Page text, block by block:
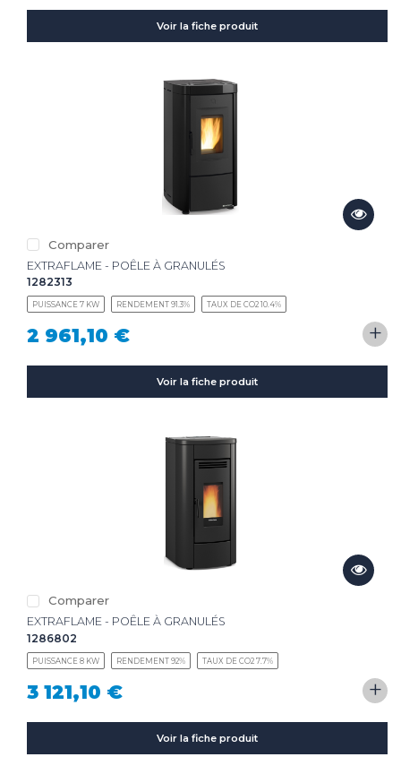
Voir la fiche produit
Comparer
EXTRAFLAME - POÊLE À GRANULÉS
1282313
PUISSANCE 7 KW RENDEMENT 91.3% TAUX DE CO2 10.4%
2 961,10 € +
Voir la fiche produit
Comparer
EXTRAFLAME - POÊLE À GRANULÉS
1286802
PUISSANCE 8 KW RENDEMENT 92% TAUX DE CO2 7.7%
3 121,10 € +
Voir la fiche produit